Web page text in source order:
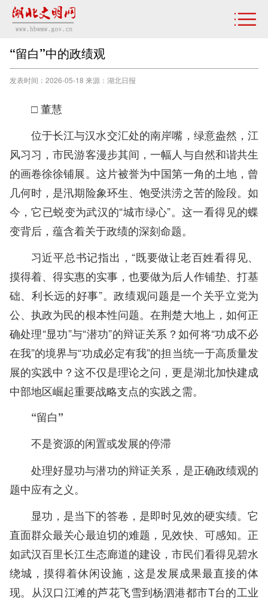
“留白”中的政绩观
发表时间：2026-05-18 来源：湖北日报
□ 董慧
位于长江与汉水交汇处的南岸嘴，绿意盎然，江
风习习，市民游客漫步其间，一幅人与自然和谐共生
的画卷徐徐铺展。这片被誉为中国第一角的土地，曾
几何时，是汛期险象环生、饱受洪涝之苦的险段。如
今，它已蜕变为武汉的“城市绿心”。这一看得见的蝶
变背后，蕴含着关于政绩的深刻命题。
习近平总书记指出，“既要做让老百姓看得见、
摸得着、得实惠的实事，也要做为后人作铺垫、打基
础、利长远的好事”。政绩观问题是一个关乎立党为
公、执政为民的根本性问题。在荆楚大地上，如何正
确处理“显功”与“潜功”的辩证关系？如何将“功成不必
在我”的境界与“功成必定有我”的担当统一于高质量发
展的实践中？这不仅是理论之问，更是湖北加快建成
中部地区崛起重要战略支点的实践之需。
“留白”
不是资源的闲置或发展的停滞
处理好显功与潜功的辩证关系，是正确政绩观的
题中应有之义。
显功，是当下的答卷，是即时见效的硬实绩。它
直面群众最关心最迫切的难题，见效快、可感知。正
如武汉百里长江生态廊道的建设，市民们看得见碧水
绕城，摸得着休闲设施，这是发展成果最直接的体
现。从汉口江滩的芦花飞雪到杨泗港都市T台的工业